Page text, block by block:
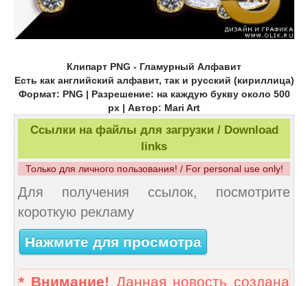
Клипарт PNG - Гламурный Алфавит
Есть как английский алфавит, так и русский (кириллица)
Формат: PNG | Разрешение: на каждую букву около 500
px | Автор: Mari Art
Ссылки на файлы для загрузки / Download
links
Только для личного пользования! / For personal use only!
Для получения ссылок, посмотрите
короткую рекламу
Нажмите для просмотра
* Внимание! Данная новость создана